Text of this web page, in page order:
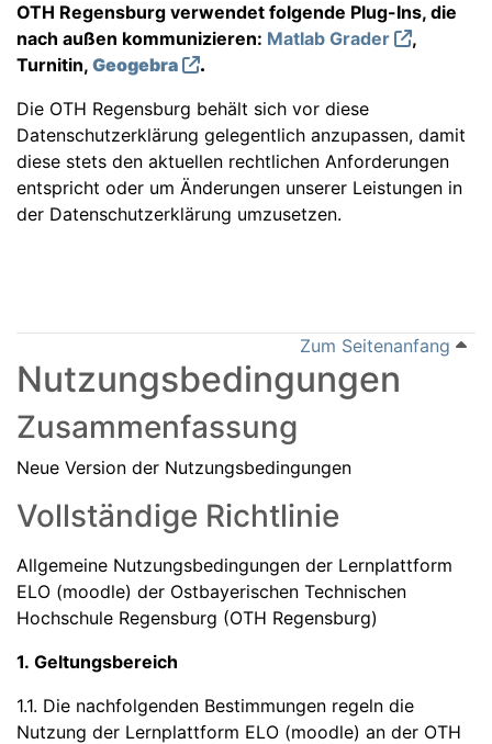
OTH Regensburg verwendet folgende Plug-Ins, die
nach außen kommunizieren: Matlab Grader
,
Turnitin, Geogebra
.
Die OTH Regensburg behält sich vor diese
Datenschutzerklärung gelegentlich anzupassen, damit
diese stets den aktuellen rechtlichen Anforderungen
entspricht oder um Änderungen unserer Leistungen in
der Datenschutzerklärung umzusetzen.
Zum Seitenanfang
Nutzungsbedingungen
Zusammenfassung
Neue Version der Nutzungsbedingungen
Vollständige Richtlinie
Allgemeine Nutzungsbedingungen der Lernplattform
ELO (moodle) der Ostbayerischen Technischen
Hochschule Regensburg (OTH Regensburg)
1. Geltungsbereich
1.1. Die nachfolgenden Bestimmungen regeln die
Nutzung der Lernplattform ELO (moodle) an der OTH